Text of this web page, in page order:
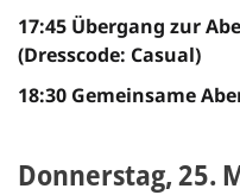
17:45 Übergang zur
(Dresscode: Casual)
18:30 Gemeinsame
Donnerstag, 25.